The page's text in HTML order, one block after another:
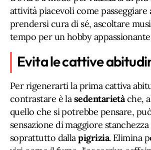
attività piacevoli come passeggiare
prendersi cura di sé, ascoltare
tempo per un hobby
Evita le cattive
Per rigenerarti la prima cattiva
contrastare è lasedentarietàche,
quello che si potrebbe pensare,
sensazione di maggiore
soprattutto dallapigrizia. Elimina